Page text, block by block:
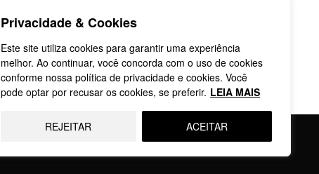
Privacidade & Cookies
Este site utiliza cookies para garantir uma experiência
melhor. Ao continuar, você concorda com o uso de cookies
conforme nossa política de privacidade e cookies. Você
pode optar por recusar os cookies, se preferir. LEIA MAIS
REJEITAR ACEITAR